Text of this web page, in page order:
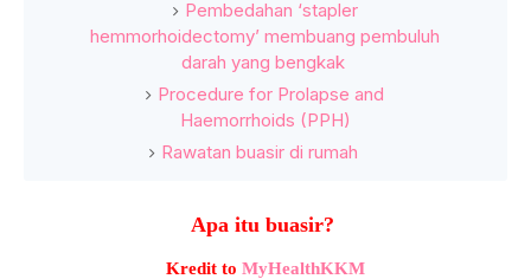
Pembedahan ‘stapler
hemmorhoidectomy’ membuang pembuluh
darah yang bengkak
Procedure for Prolapse and
Haemorrhoids (PPH)
Rawatan buasir di rumah
Apa itu buasir?
Kredit to MyHealthKKM